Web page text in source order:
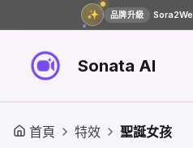
✨ 品牌升級
Sonata AI
首頁 特效 聖誕女孩